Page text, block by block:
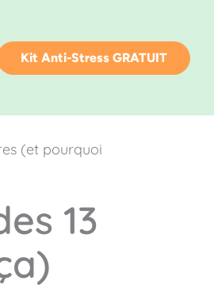
Kit Anti-Stress GRATUIT
(et pourquoi
13